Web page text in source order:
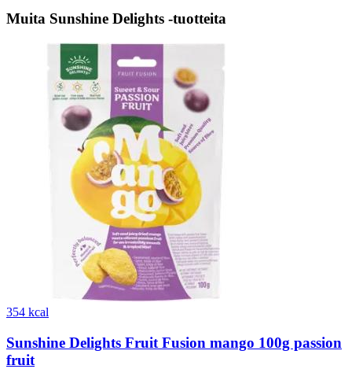
Muita Sunshine Delights -tuotteita
354 kcal
Sunshine Delights Fruit Fusion mango 100g passion
fruit